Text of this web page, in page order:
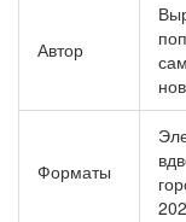
Автор
Форматы